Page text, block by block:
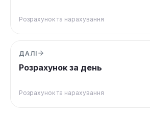
Розрахунок та нарахування
ДАЛІ
Розрахунок за день
Розрахунок та нарахування